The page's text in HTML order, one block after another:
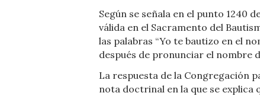
Según se señala en el punto 1240
válida en el Sacramento del
las palabras “Yo te bautizo en el
después de pronunciar el nombre
La respuesta de la Congregación
nota doctrinal en la que se explica